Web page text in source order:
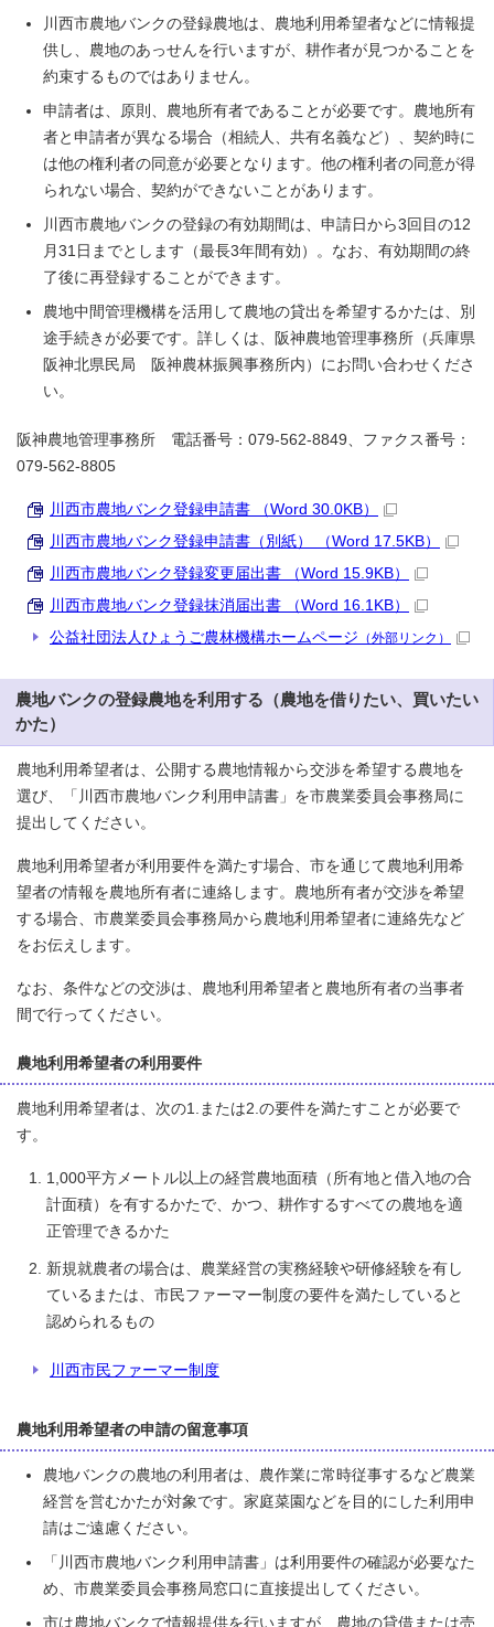
川西市農地バンクの登録農地は、農地利用希望者などに情報提
供し、農地のあっせんを行いますが、耕作者が見つかることを
約束するものではありません。
申請者は、原則、農地所有者であることが必要です。農地所有
者と申請者が異なる場合（相続人、共有名義など）、契約時に
は他の権利者の同意が必要となります。他の権利者の同意が得
られない場合、契約ができないことがあります。
川西市農地バンクの登録の有効期間は、申請日から3回目の12
月31日までとします（最長3年間有効）。なお、有効期間の終
了後に再登録することができます。
農地中間管理機構を活用して農地の貸出を希望するかたは、別
途手続きが必要です。詳しくは、阪神農地管理事務所（兵庫県
阪神北県民局 阪神農林振興事務所内）にお問い合わせくださ
い。
阪神農地管理事務所 電話番号：079-562-8849、ファクス番号：
079-562-8805
川西市農地バンク登録申請書 （Word 30.0KB）
川西市農地バンク登録申請書（別紙） （Word 17.5KB）
川西市農地バンク登録変更届出書 （Word 15.9KB）
川西市農地バンク登録抹消届出書 （Word 16.1KB）
公益社団法人ひょうご農林機構ホームページ （外部リンク）
農地バンクの登録農地を利用する（農地を借りたい、買いたい
かた）
農地利用希望者は、公開する農地情報から交渉を希望する農地を
選び、「川西市農地バンク利用申請書」を市農業委員会事務局に
提出してください。
農地利用希望者が利用要件を満たす場合、市を通じて農地利用希
望者の情報を農地所有者に連絡します。農地所有者が交渉を希望
する場合、市農業委員会事務局から農地利用希望者に連絡先など
をお伝えします。
なお、条件などの交渉は、農地利用希望者と農地所有者の当事者
間で行ってください。
農地利用希望者の利用要件
農地利用希望者は、次の1.または2.の要件を満たすことが必要で
す。
1,000平方メートル以上の経営農地面積（所有地と借入地の合
計面積）を有するかたで、かつ、耕作するすべての農地を適
正管理できるかた
新規就農者の場合は、農業経営の実務経験や研修経験を有し
ているまたは、市民ファーマー制度の要件を満たしていると
認められるもの
川西市民ファーマー制度
農地利用希望者の申請の留意事項
農地バンクの農地の利用者は、農作業に常時従事するなど農業
経営を営むかたが対象です。家庭菜園などを目的にした利用申
請はご遠慮ください。
「川西市農地バンク利用申請書」は利用要件の確認が必要なた
め、市農業委員会事務局窓口に直接提出してください。
市は農地バンクで情報提供を行いますが、農地の貸借または売